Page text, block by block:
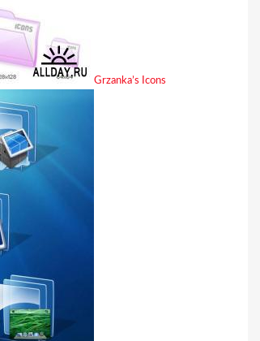
Grzanka’s Icons